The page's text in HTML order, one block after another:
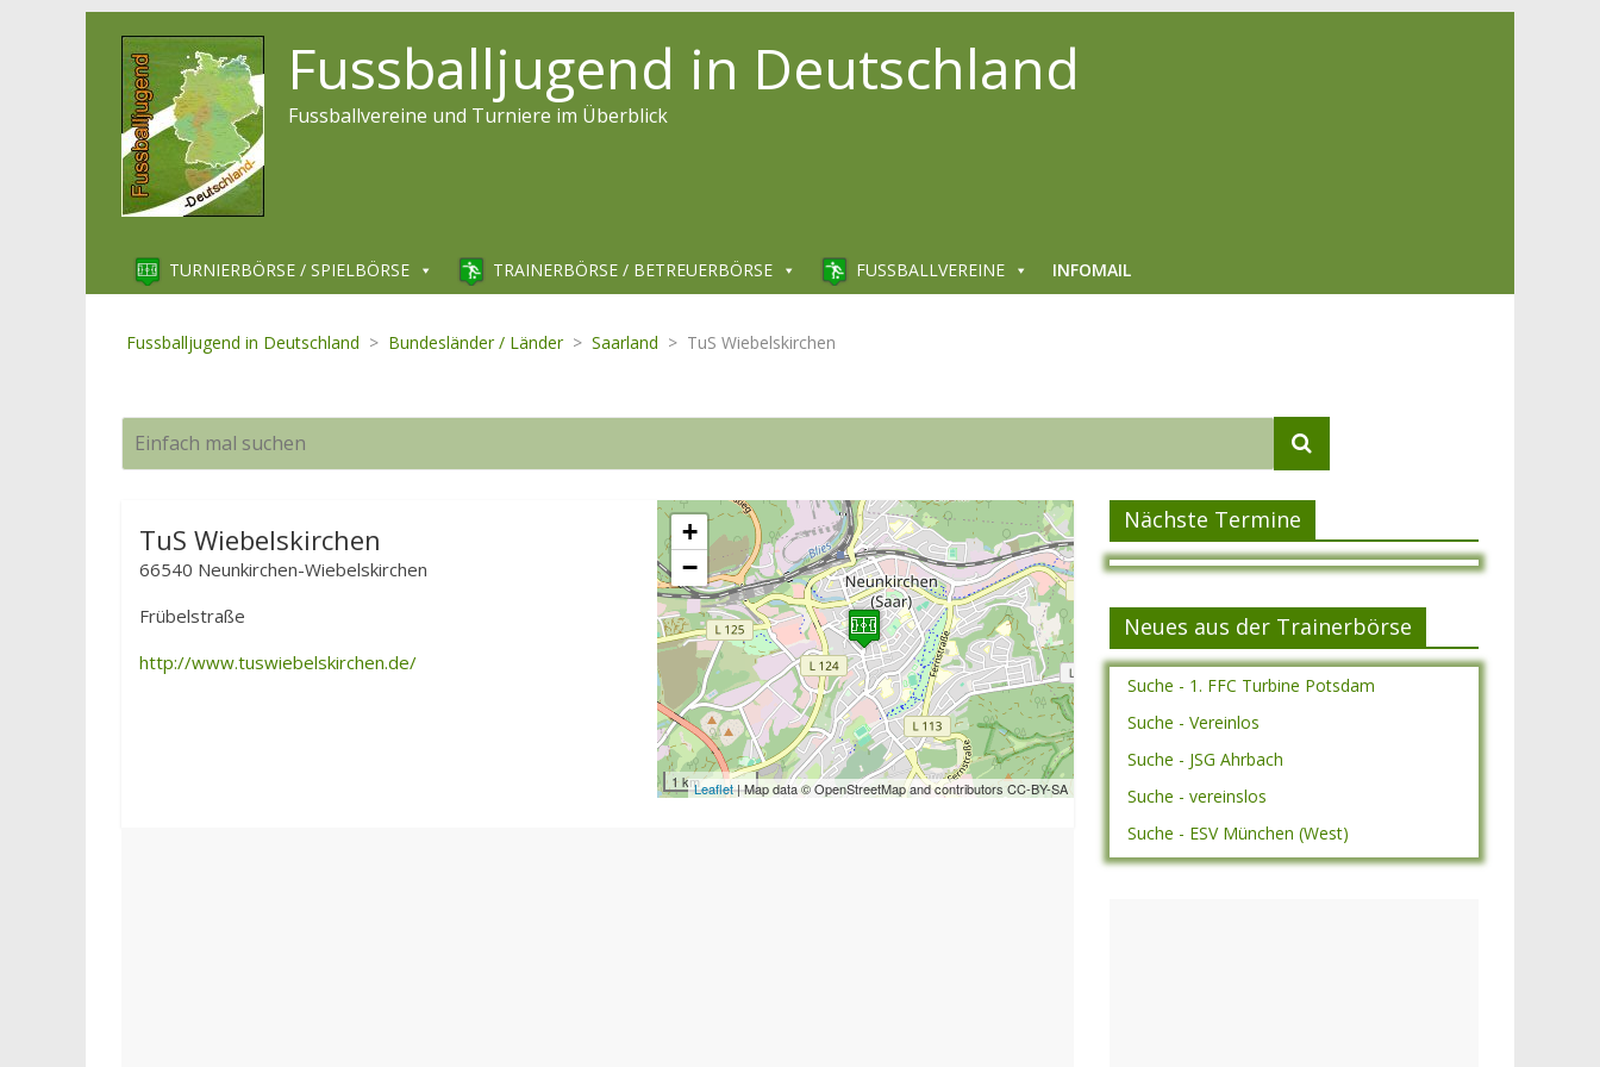
Fussballjugend in Deutschland
Fussballvereine und Turniere im Überblick
TURNIERBÖRSE / SPIELBÖRSE TRAINERBÖRSE / BETREUERBÖRSE FUSSBALLVEREINE INFOMAIL
Fussballjugend in Deutschland > Bundesländer / Länder > Saarland > TuS Wiebelskirchen
+
−
1 kmLeaflet| Map data © OpenStreetMap and contributors CC-BY-SA
TuS Wiebelskirchen
66540 Neunkirchen-Wiebelskirchen
Frübelstraße
http://www.tuswiebelskirchen.de/
Nächste Termine
Neues aus der Trainerbörse
Suche - 1. FFC Turbine Potsdam
Suche - Vereinlos
Suche - JSG Ahrbach
Suche - vereinslos
Suche - ESV München (West)